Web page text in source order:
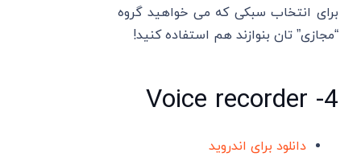
برای انتخاب سبکی که می خواهید گروه
“مجازی” تان بنوازند هم استفاده کنید!
4- Voice recorder
دانلود برای اندروید